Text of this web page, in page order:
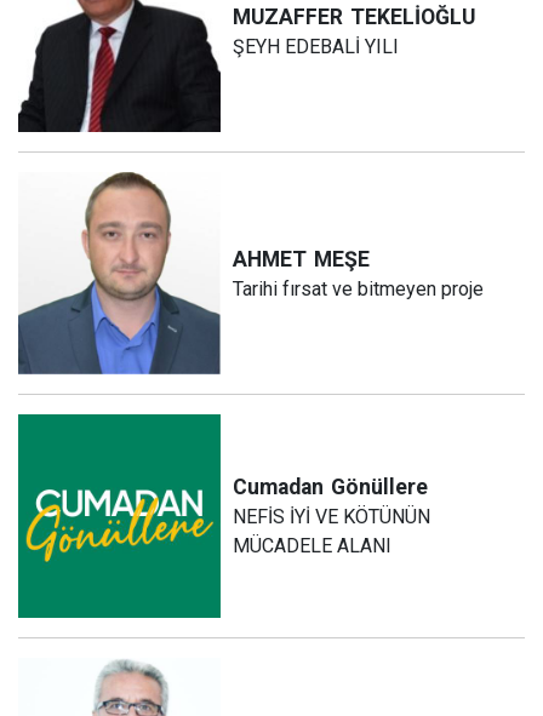
MUZAFFER TEKELİOĞLU
ŞEYH EDEBALİ YILI
AHMET MEŞE
Tarihi fırsat ve bitmeyen proje
Cumadan Gönüllere
NEFİS İYİ VE KÖTÜNÜN
MÜCADELE ALANI